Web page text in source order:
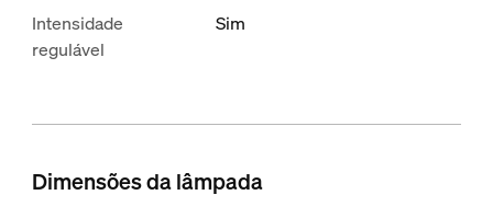
Intensidade
regulável
Sim
Dimensões da lâmpada